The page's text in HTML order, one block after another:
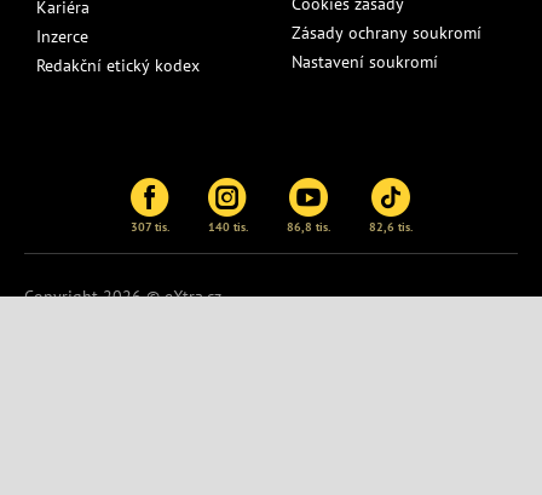
Kariéra
Inzerce
Redakční etický kodex
Zásady ochrany soukromí
Nastavení soukromí
307 tis. 140 tis. 86,8 tis. 82,6 tis.
Copyright 2026 © eXtra.cz